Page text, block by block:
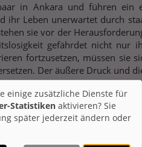
in Ankara und führen
ihr Leben unerwartet durch
sie vor der
gefährdet nicht nur
fortzusetzen, müssen
Der äußere Druck und
einige zusätzliche Dienste für
Statistiken aktivieren? Sie
später jederzeit ändern oder